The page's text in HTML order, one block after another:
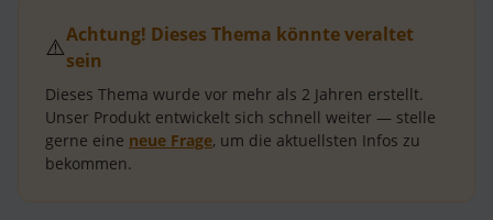
⚠️Achtung! Dieses Thema könnte veraltet
sein
Dieses Thema wurde vor mehr als 2 Jahren erstellt.
Unser Produkt entwickelt sich schnell weiter — stelle
gerne eine neue Frage, um die aktuellsten Infos zu
bekommen.